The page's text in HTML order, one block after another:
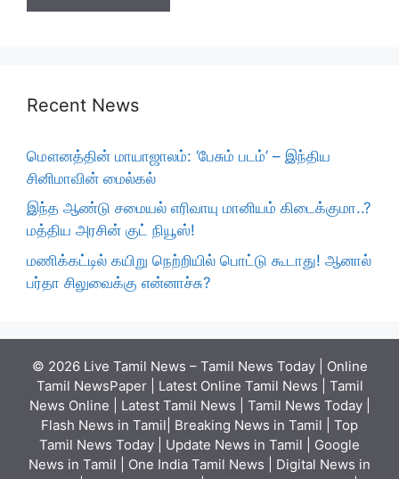
Recent News
மௌனத்தின் மாயாஜாலம்: ‘பேசும் படம்’ – இந்திய
சினிமாவின் மைல்கல்
இந்த ஆண்டு சமையல் எரிவாயு மானியம் கிடைக்குமா..?
மத்திய அரசின் குட் நியூஸ்!
மணிக்கட்டில் கயிறு நெற்றியில் பொட்டு கூடாது! ஆனால்
பர்தா சிலுவைக்கு என்னாச்சு?
© 2026 Live Tamil News – Tamil News Today | Online
Tamil NewsPaper | Latest Online Tamil News | Tamil
News Online | Latest Tamil News | Tamil News Today |
Flash News in Tamil| Breaking News in Tamil | Top
Tamil News Today | Update News in Tamil | Google
News in Tamil | One India Tamil News | Digital News in